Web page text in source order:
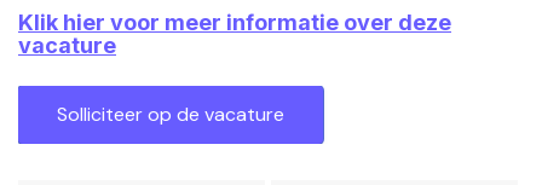
Klik hier voor meer informatie over deze
vacature